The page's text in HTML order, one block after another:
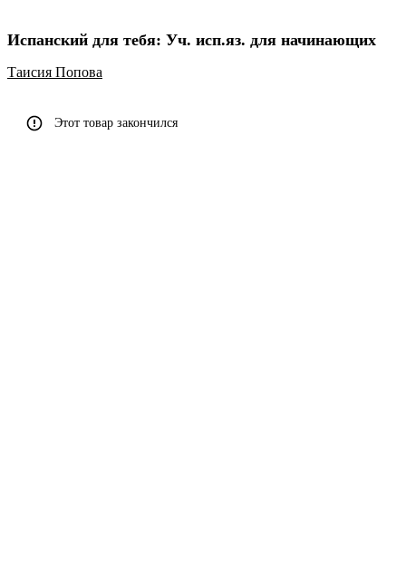
Испанский для тебя: Уч. исп.яз. для начинающих
Таисия Попова
Этот товар закончился